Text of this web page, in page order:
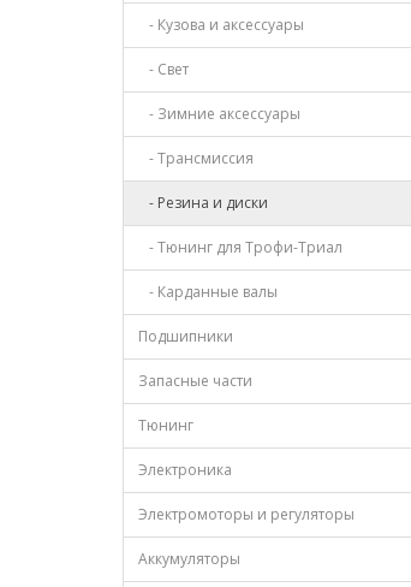
- Кузова и аксессуары
- Свет
- Зимние аксессуары
- Трансмиссия
- Резина и диски
- Тюнинг для Трофи-Триал
- Карданные валы
Подшипники
Запасные части
Тюнинг
Электроника
Электромоторы и регуляторы
Аккумуляторы